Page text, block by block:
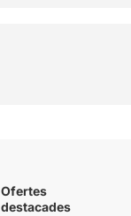
Ofertes
destacades